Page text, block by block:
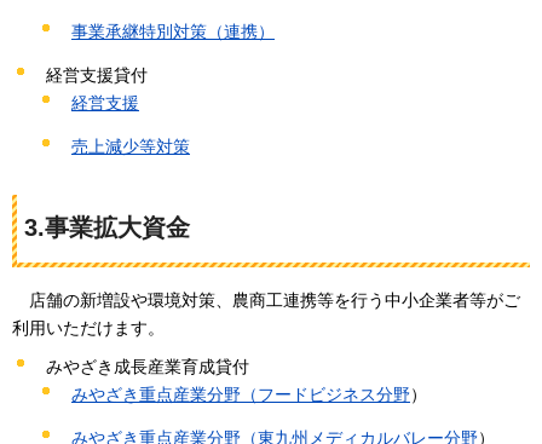
事業承継特別対策（連携）
経営支援貸付
経営支援
売上減少等対策
3.事業拡大資金
店舗の新増設や環境対策、農商工連携等を行う中小企業者等がご
利用いただけます。
みやざき成長産業育成貸付
みやざき重点産業分野（フードビジネス分野）
みやざき重点産業分野（東九州メディカルバレー分野）